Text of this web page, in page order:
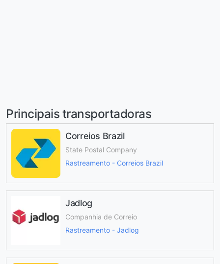
Principais transportadoras
Correios Brazil
State Postal Company
Rastreamento - Correios Brazil
Jadlog
Companhia de Correio
Rastreamento - Jadlog